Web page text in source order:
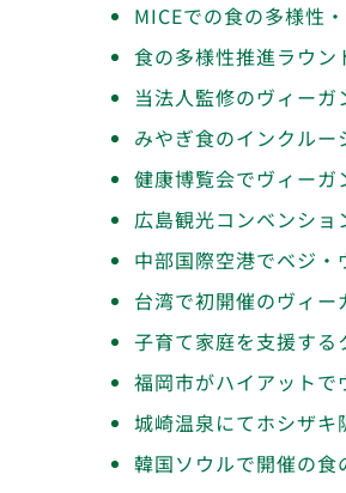
MICEでの食の多様性
食の多様性推進ラウン
当法人監修のヴィーガ
みやぎ食のインクル
健康博覧会でヴィー
広島観光コンベンシ
中部国際空港でベジ
台湾で初開催のヴィ
子育て家庭を支援す
福岡市がハイアット
城崎温泉にてホシザ
韓国ソウルで開催の食